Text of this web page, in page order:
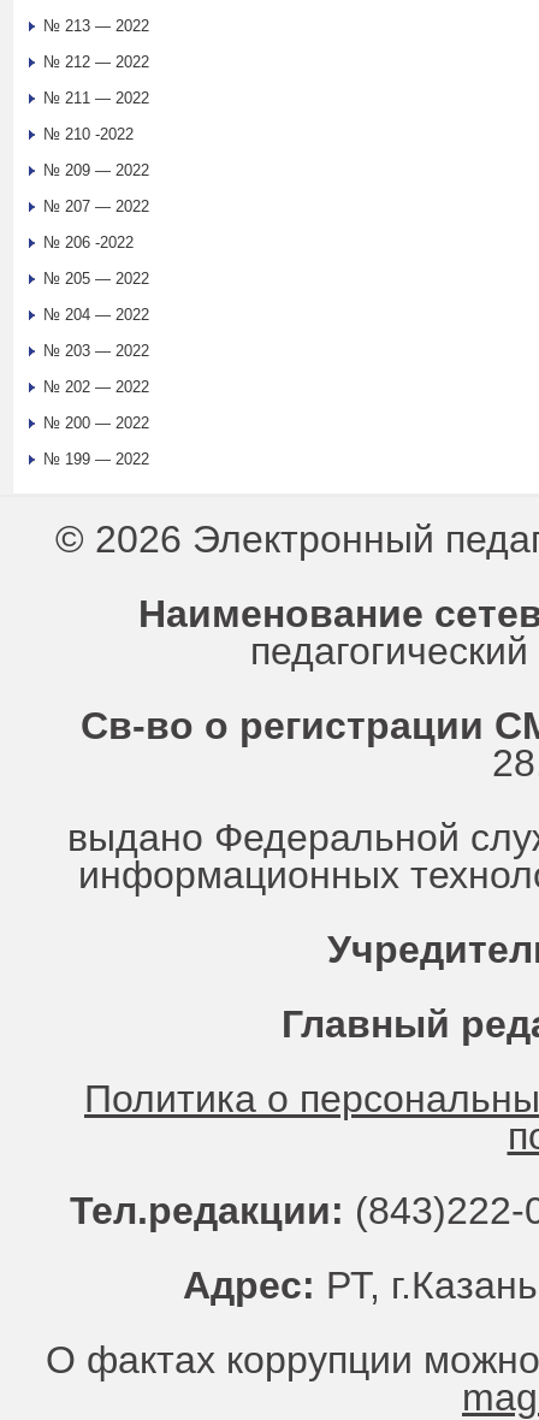
№ 213 — 2022
№ 212 — 2022
№ 211 — 2022
№ 210 -2022
№ 209 — 2022
№ 207 — 2022
№ 206 -2022
№ 205 — 2022
№ 204 — 2022
№ 203 — 2022
№ 202 — 2022
№ 200 — 2022
№ 199 — 2022
© 2026 Электронный
Наименование
Св-во о регистрации
выдано Федеральной
информационных
Главный
Политика о
Тел.редакции:
Адрес: РТ,
О фактах коррупции